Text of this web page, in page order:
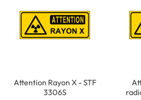
Attention Rayon X - STF
3306S